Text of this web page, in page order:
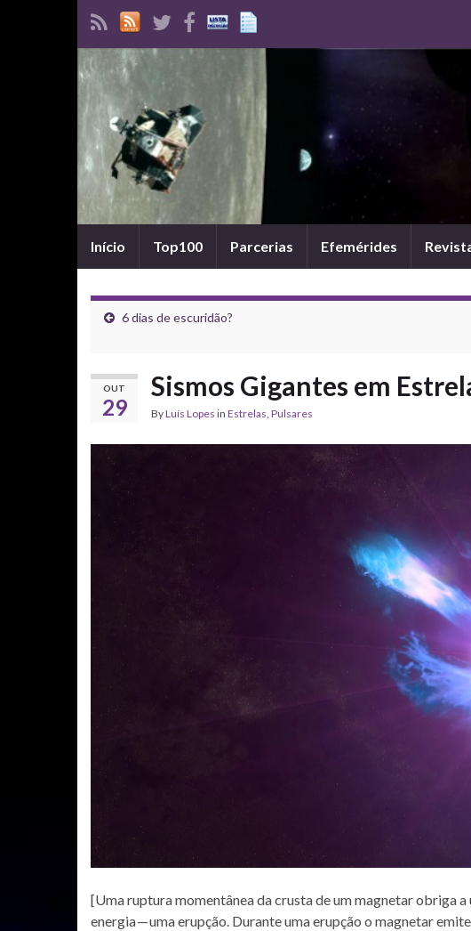
Início Top100 Parcerias Efemérides
6 dias de escuridão?
OUT
29
Sismos Gigantes em
ByLuís Lopes in Estrelas, Pulsares
[Uma ruptura momentânea da crusta de um magnetar obriga
energia — uma erupção. Durante uma erupção o magnetar